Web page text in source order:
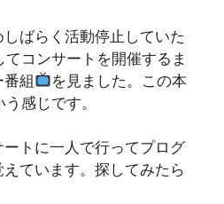
ばらく活動停止していた
てコンサートを開催するま
番組
を見ました。この本
感じです。
トに一人で行ってプログ
ています。探してみたら